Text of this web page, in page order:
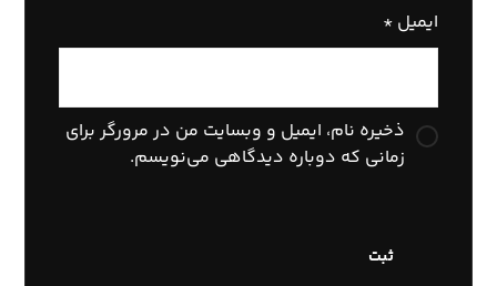
ایمیل *
ذخیره نام، ایمیل و وبسایت من در مرورگر برای
زمانی که دوباره دیدگاهی می‌نویسم.